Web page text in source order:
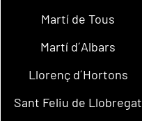
Martí de Tous
Martí d´Albars
Llorenç d´Hortons
Sant Feliu de Llobregat